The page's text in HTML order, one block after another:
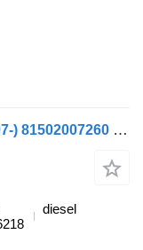
Pârghie frână MAN TGX 33.680 (01.07-) 81502007260 pentru cap tractor MAN TGL, TGM, TGS, TGX (2005-2021)
diesel